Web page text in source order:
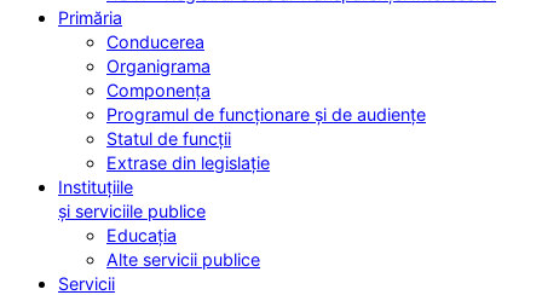
Primăria
Conducerea
Organigrama
Componența
Programul de funcționare și de audiențe
Statul de funcții
Extrase din legislație
Instituțiile
și serviciile publice
Educația
Alte servicii publice
Servicii